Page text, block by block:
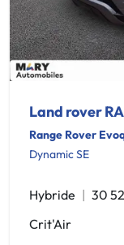
Land rover
Range Rover
Dynamic SE
Hybride 30
Crit'Air